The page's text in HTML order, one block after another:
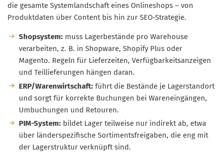
die gesamte Systemlandschaft eines Onlineshops – von
Produktdaten über Content bis hin zur SEO-Strategie.
Shopsystem: muss Lagerbestände pro Warehouse
verarbeiten, z. B. in Shopware, Shopify Plus oder
Magento. Regeln für Lieferzeiten, Verfügbarkeitsanzeigen
und Teillieferungen hängen daran.
ERP/Warenwirtschaft: führt die Bestände je Lagerstandort
und sorgt für korrekte Buchungen bei Wareneingängen,
Umbuchungen und Retouren.
PIM-System: bildet Lager teilweise nur indirekt ab, etwa
über länderspezifische Sortimentsfreigaben, die eng mit
der Lagerstruktur verknüpft sind.